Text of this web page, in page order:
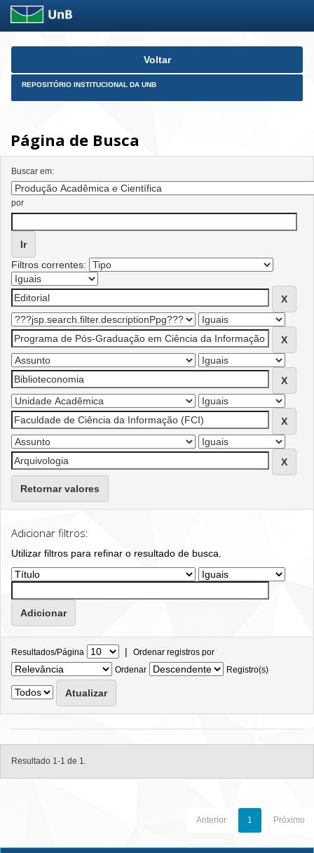
Skip
Voltar
REPOSITÓRIO INSTITUCIONAL DA UNB
Página de Busca
Buscar em:
por
Filtros correntes:
Retornar valores
Adicionar filtros:
Utilizar filtros para refinar o resultado de busca.
Resultados/Página | Ordenar registros por
Ordenar
Registro(s)
Resultado 1-1 de 1.
Anterior 1 Próximo